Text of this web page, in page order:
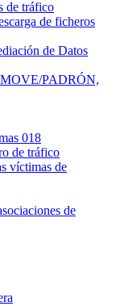
de tráfico
de ficheros
de Datos
MOVE/PADRÓN,
018
de tráfico
víctimas de
de